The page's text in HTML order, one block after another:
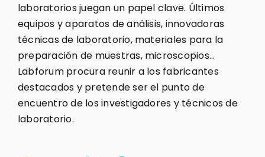
laboratorios juegan un papel clave. Últimos
equipos y aparatos de análisis, innovadoras
técnicas de laboratorio, materiales para la
preparación de muestras, microscopios…
Labforum procura reunir a los fabricantes
destacados y pretende ser el punto de
encuentro de los investigadores y técnicos de
laboratorio.